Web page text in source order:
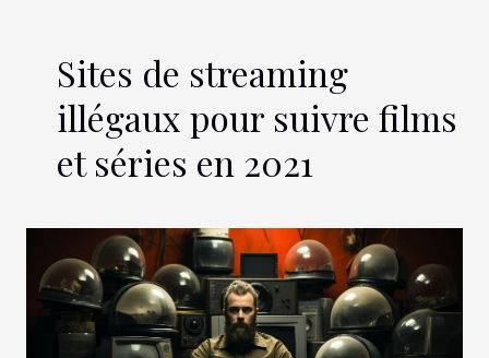
Sites de streaming
illégaux pour suivre films
et séries en 2021